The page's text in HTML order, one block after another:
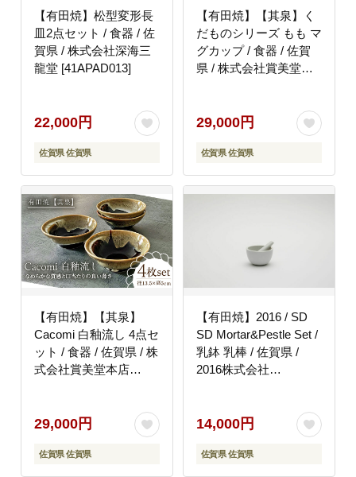
【有田焼】松型変形長
皿2点セット / 食器 / 佐
賀県 / 株式会社深海三
龍堂 [41APAD013]
22,000円
佐賀県 佐賀県
【有田焼】【其泉】く
だものシリーズ もも マ
グカップ / 食器 / 佐賀
県 / 株式会社賞美堂本
29,000円
佐賀県 佐賀県
【有田焼】【其泉】
Cacomi 白釉流し 4点セ
ット / 食器 / 佐賀県 / 株
式会社賞美堂本店
29,000円
佐賀県 佐賀県
【有田焼】2016 / SD
SD Mortar&Pestle Set /
乳鉢 乳棒 / 佐賀県 /
2016株式会社
14,000円
佐賀県 佐賀県